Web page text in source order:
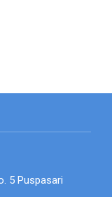
5 Puspasari